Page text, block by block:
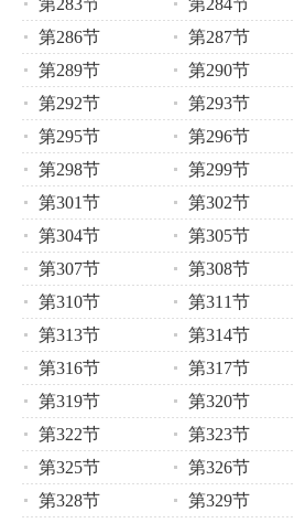
第283节
第284节
第286节
第287节
第289节
第290节
第292节
第293节
第295节
第296节
第298节
第299节
第301节
第302节
第304节
第305节
第307节
第308节
第310节
第311节
第313节
第314节
第316节
第317节
第319节
第320节
第322节
第323节
第325节
第326节
第328节
第329节